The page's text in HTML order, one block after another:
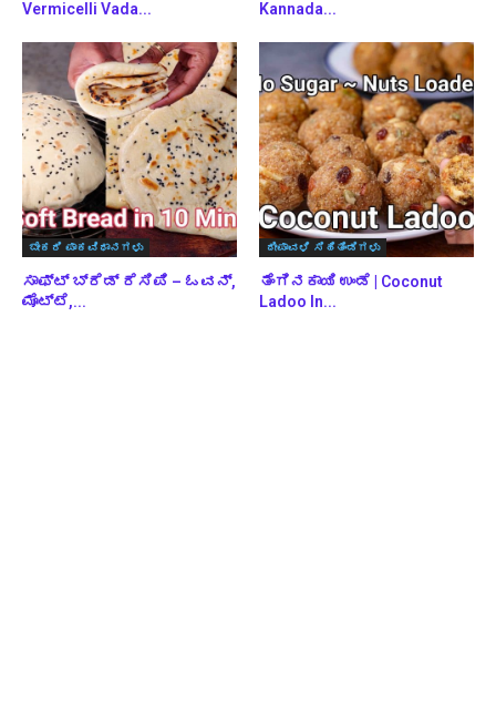
Vermicelli Vada... Kannada...
ಬೇಕರಿ ಪಾಕವಿಧಾನಗಳು
ಸಾಫ್ಟ್ ಬ್ರೆಡ್ ರೆಸಿಪಿ – ಓವನ್,
ಮೊಟ್ಟೆ,...
ದೀಪಾವಳಿ ಸಿಹಿತಿಂಡಿಗಳು
ತೆಂಗಿನಕಾಯಿ ಉಂಡೆ | Coconut
Ladoo In...